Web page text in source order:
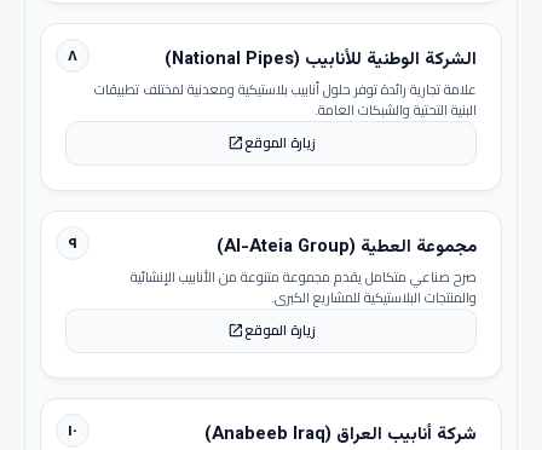
٨ الشركة الوطنية للأنابيب (National Pipes)
علامة تجارية رائدة توفر حلول أنابيب بلاستيكية ومعدنية لمختلف تطبيقات
البنية التحتية والشبكات العامة.
زيارة الموقعopen_in_new
٩ مجموعة العطية (Al-Ateia Group)
صرح صناعي متكامل يقدم مجموعة متنوعة من الأنابيب الإنشائية
والمنتجات البلاستيكية للمشاريع الكبرى.
زيارة الموقعopen_in_new
١٠ شركة أنابيب العراق (Anabeeb Iraq)